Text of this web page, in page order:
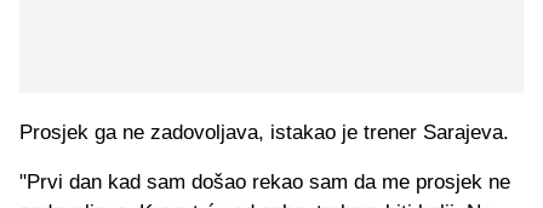
Prosjek ga ne zadovoljava, istakao je trener Sarajeva.
"Prvi dan kad sam došao rekao sam da me prosjek ne